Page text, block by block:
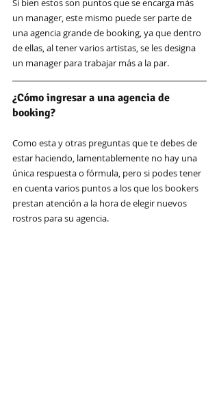
un manager, este mismo puede ser parte de
una agencia grande de booking, ya que dentro
de ellas, al tener varios artistas, se les designa
un manager para trabajar más a la par.
¿Cómo ingresar a una agencia de
booking?
Como esta y otras preguntas que te debes de
estar haciendo, lamentablemente no hay una
única respuesta o fórmula, pero si podes tener
en cuenta varios puntos a los que los bookers
prestan atención a la hora de elegir nuevos
rostros para su agencia.